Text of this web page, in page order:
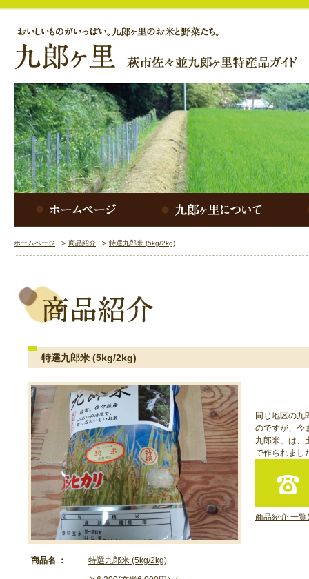
ホームページ 商品紹介 特選九郎米 (5kg/2kg)
特選九郎米 (5kg/2kg)
商品名 ： 特選九郎米 (5kg/2kg)
同じ地区の九
のですが、今
九郎米」は、
で作られまし
商品紹介 一覧